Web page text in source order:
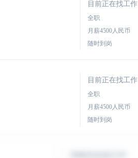
目前正在找工作
全职
月薪4500人民币
随时到岗
目前正在找工作
全职
月薪4500人民币
随时到岗